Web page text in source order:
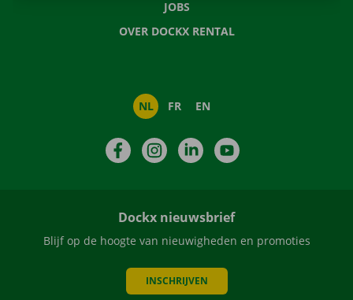
JOBS
OVER DOCKX RENTAL
NL FR EN
FacebookInstagramLinkedIn
Dockx nieuwsbrief
Blijf op de hoogte van nieuwigheden en promoties
INSCHRIJVEN